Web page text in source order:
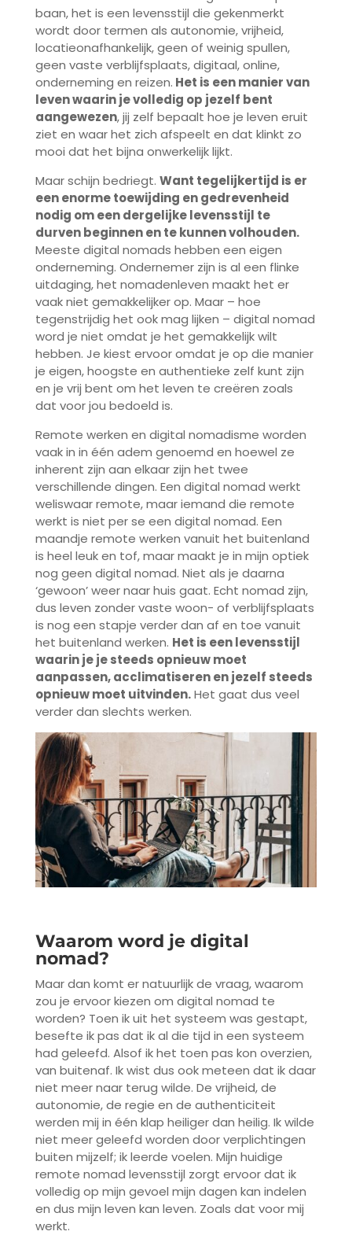
baan, het is een levensstijl die gekenmerkt
wordt door termen als autonomie, vrijheid,
locatieonafhankelijk, geen of weinig spullen,
geen vaste verblijfsplaats, digitaal, online,
onderneming en reizen. Het is een manier van
leven waarin je volledig op jezelf bent
aangewezen, jij zelf bepaalt hoe je leven eruit
ziet en waar het zich afspeelt en dat klinkt zo
mooi dat het bijna onwerkelijk lijkt.
Maar schijn bedriegt. Want tegelijkertijd is er
een enorme toewijding en gedrevenheid
nodig om een dergelijke levensstijl te
durven beginnen en te kunnen volhouden.
Meeste digital nomads hebben een eigen
onderneming. Ondernemer zijn is al een flinke
uitdaging, het nomadenleven maakt het er
vaak niet gemakkelijker op. Maar – hoe
tegenstrijdig het ook mag lijken – digital nomad
word je niet omdat je het gemakkelijk wilt
hebben. Je kiest ervoor omdat je op die manier
je eigen, hoogste en authentieke zelf kunt zijn
en je vrij bent om het leven te creëren zoals
dat voor jou bedoeld is.
Remote werken en digital nomadisme worden
vaak in in één adem genoemd en hoewel ze
inherent zijn aan elkaar zijn het twee
verschillende dingen. Een digital nomad werkt
weliswaar remote, maar iemand die remote
werkt is niet per se een digital nomad. Een
maandje remote werken vanuit het buitenland
is heel leuk en tof, maar maakt je in mijn optiek
nog geen digital nomad. Niet als je daarna
‘gewoon’ weer naar huis gaat. Echt nomad zijn,
dus leven zonder vaste woon- of verblijfsplaats
is nog een stapje verder dan af en toe vanuit
het buitenland werken. Het is een levensstijl
waarin je je steeds opnieuw moet
aanpassen, acclimatiseren en jezelf steeds
opnieuw moet uitvinden.Het gaat dus veel
verder dan slechts werken.
Waarom word je digital
nomad?
Maar dan komt er natuurlijk de vraag, waarom
zou je ervoor kiezen om digital nomad te
worden? Toen ik uit het systeem was gestapt,
besefte ik pas dat ik al die tijd in een systeem
had geleefd. Alsof ik het toen pas kon overzien,
van buitenaf. Ik wist dus ook meteen dat ik daar
niet meer naar terug wilde. De vrijheid, de
autonomie, de regie en de authenticiteit
werden mij in één klap heiliger dan heilig. Ik wilde
niet meer geleefd worden door verplichtingen
buiten mijzelf; ik leerde voelen. Mijn huidige
remote nomad levensstijl zorgt ervoor dat ik
volledig op mijn gevoel mijn dagen kan indelen
en dus mijn leven kan leven. Zoals dat voor mij
werkt.